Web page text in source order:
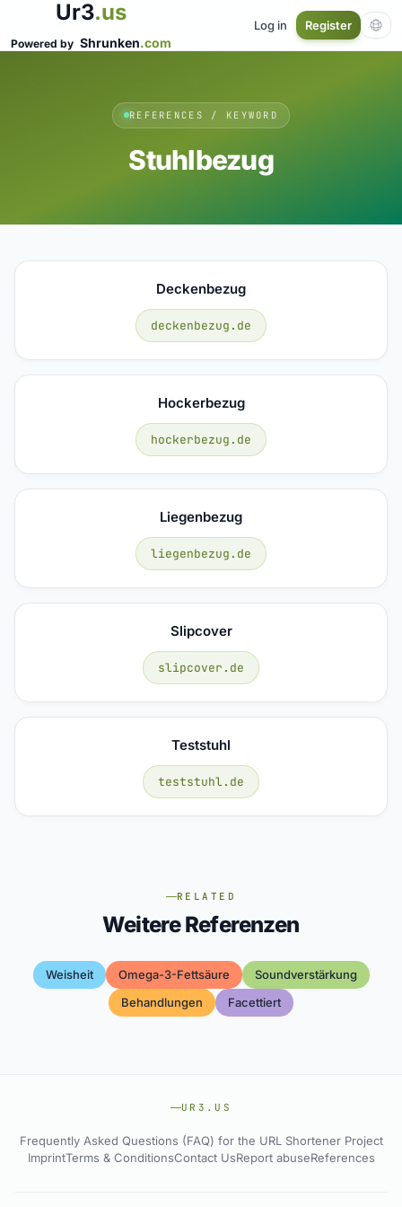
Ur3.us
Powered by Shrunken.com
Log in Register
REFERENCES / KEYWORD
Stuhlbezug
Deckenbezug
deckenbezug.de
Hockerbezug
hockerbezug.de
Liegenbezug
liegenbezug.de
Slipcover
slipcover.de
Teststuhl
teststuhl.de
RELATED
Weitere Referenzen
Weisheit Omega-3-Fettsäure
Soundverstärkung
Behandlungen
Facettiert
UR3.US
Frequently Asked Questions (FAQ) for the URL Shortener Project
ImprintTerms & ConditionsContact UsReport abuseReferences